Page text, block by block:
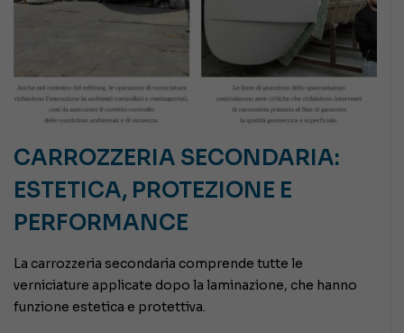
CARROZZERIA SECONDARIA:
ESTETICA, PROTEZIONE E
PERFORMANCE
La carrozzeria secondaria comprende tutte le
verniciature applicate dopo la laminazione, che hanno
funzione estetica e protettiva.